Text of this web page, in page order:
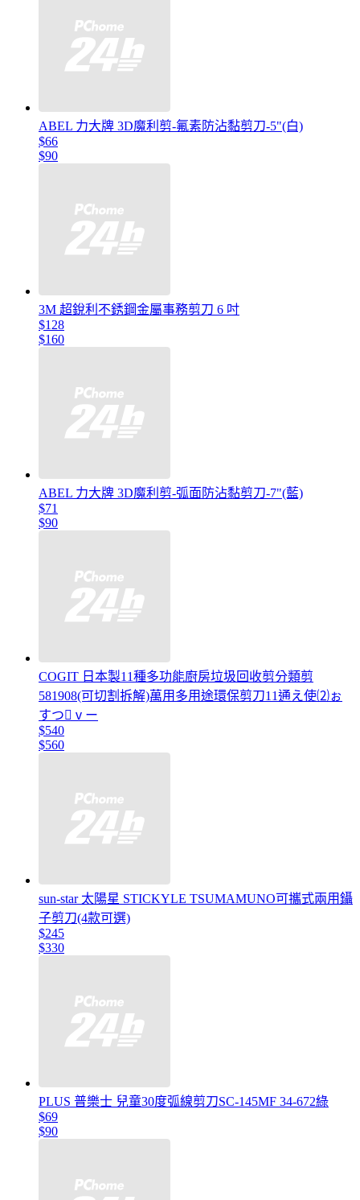
ABEL 力大牌 3D魔利剪-氟素防沾黏剪刀-5"(白)
$66
$90
3M 超銳利不銹鋼金屬事務剪刀 6 吋
$128
$160
ABEL 力大牌 3D魔利剪-弧面防沾黏剪刀-7"(藍)
$71
$90
COGIT 日本製11種多功能廚房垃圾回收剪分類剪
581908(可切割拆解)萬用多用途環保剪刀11通え使⑵ぉ
すつⅴー
$540
$560
sun-star 太陽星 STICKYLE TSUMAMUNO可攜式兩用鑷
子剪刀(4款可選)
$245
$330
PLUS 普樂士 兒童30度弧線剪刀SC-145MF 34-672綠
$69
$90